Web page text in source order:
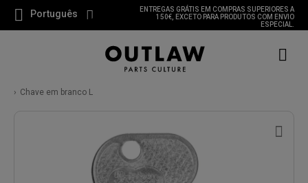
Português
ENTREGAS GRÁTIS EM COMPRAS SUPERIORES A
150€, EXCETO PARA PRODUTOS COM ENVIO
ESPECIAL.
Chave em branco L